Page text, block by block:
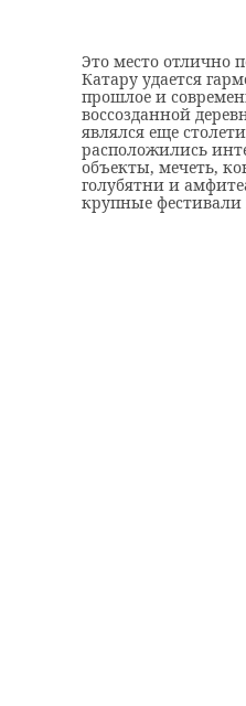
Это место отлично
Катару удается
прошлое и
воссозданной
являлся еще
расположились
объекты, мечеть,
голубятни и
крупные